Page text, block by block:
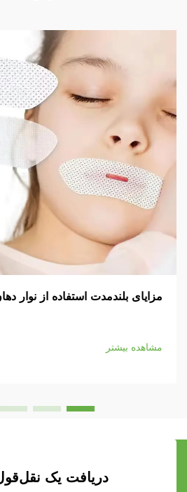
مزایای بلندمدت استفاده از نوار
مشاهده بیشتر
دریافت یک